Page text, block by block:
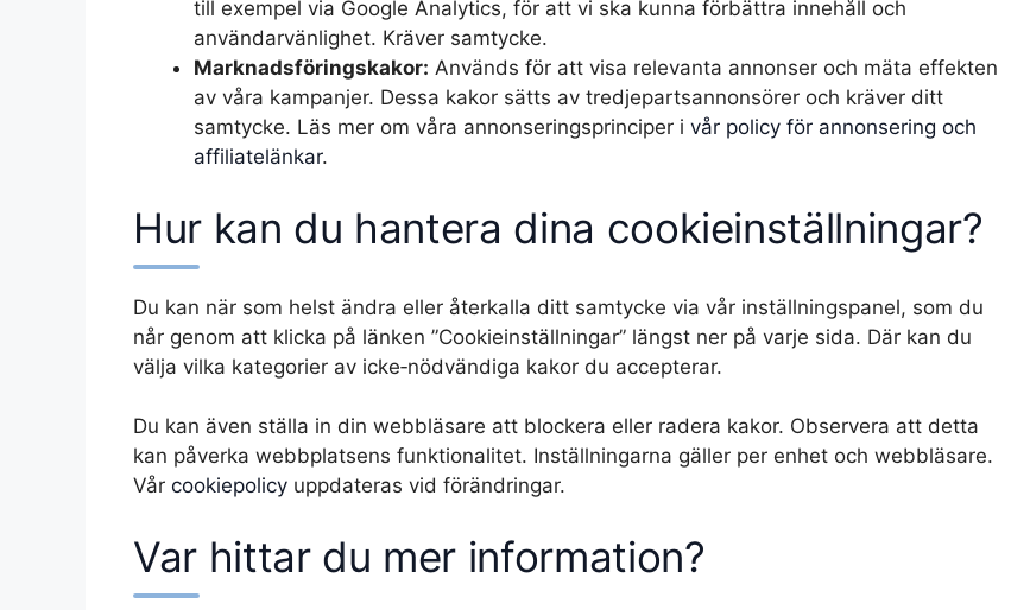
till exempel via Google Analytics, för att vi ska kunna förbättra innehåll och
användarvänlighet. Kräver samtycke.
Marknadsföringskakor: Används för att visa relevanta annonser och mäta effekten
av våra kampanjer. Dessa kakor sätts av tredjepartsannonsörer och kräver ditt
samtycke. Läs mer om våra annonseringsprinciper i vår policy för annonsering och
affiliatelänkar.
Hur kan du hantera dina cookieinställningar?
Du kan när som helst ändra eller återkalla ditt samtycke via vår inställningspanel, som du
når genom att klicka på länken ”Cookieinställningar” längst ner på varje sida. Där kan du
välja vilka kategorier av icke‑nödvändiga kakor du accepterar.
Du kan även ställa in din webbläsare att blockera eller radera kakor. Observera att detta
kan påverka webbplatsens funktionalitet. Inställningarna gäller per enhet och webbläsare.
Vår cookiepolicy uppdateras vid förändringar.
Var hittar du mer information?